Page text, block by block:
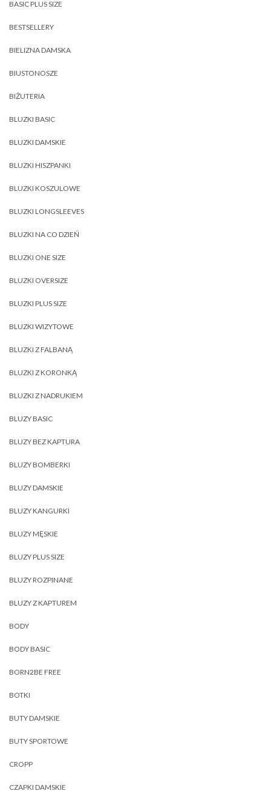
BASIC PLUS SIZE
BESTSELLERY
BIELIZNA DAMSKA
BIUSTONOSZE
BIŻUTERIA
BLUZKI BASIC
BLUZKI DAMSKIE
BLUZKI HISZPANKI
BLUZKI KOSZULOWE
BLUZKI LONGSLEEVES
BLUZKI NA CO DZIEŃ
BLUZKI ONE SIZE
BLUZKI OVERSIZE
BLUZKI PLUS SIZE
BLUZKI WIZYTOWE
BLUZKI Z FALBANĄ
BLUZKI Z KORONKĄ
BLUZKI Z NADRUKIEM
BLUZY BASIC
BLUZY BEZ KAPTURA
BLUZY BOMBERKI
BLUZY DAMSKIE
BLUZY KANGURKI
BLUZY MĘSKIE
BLUZY PLUS SIZE
BLUZY ROZPINANE
BLUZY Z KAPTUREM
BODY
BODY BASIC
BORN2BE FREE
BOTKI
BUTY DAMSKIE
BUTY SPORTOWE
CROPP
CZAPKI DAMSKIE